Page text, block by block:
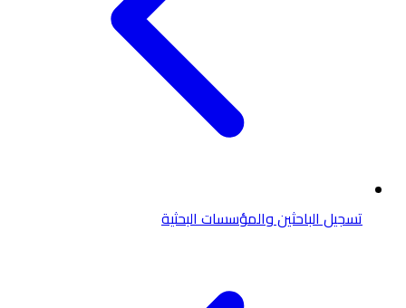
تسجيل الباحثين والمؤسسات البحثية